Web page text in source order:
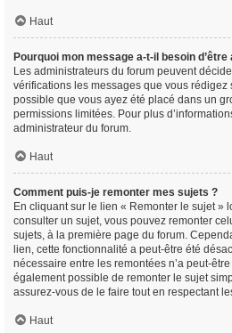
Haut
Pourquoi mon message a-t-il besoin d’être
Les administrateurs du forum peuvent
vérifications les messages que vous rédigez
possible que vous ayez été placé dans un
permissions limitées. Pour plus
administrateur du forum.
Haut
Comment puis-je remonter mes sujets ?
En cliquant sur le lien « Remonter le sujet »
consulter un sujet, vous pouvez remonter
sujets, à la première page du forum.
lien, cette fonctionnalité a peut-être été
nécessaire entre les remontées n’a peut-
également possible de remonter le sujet
assurez-vous de le faire tout en respectant
Haut